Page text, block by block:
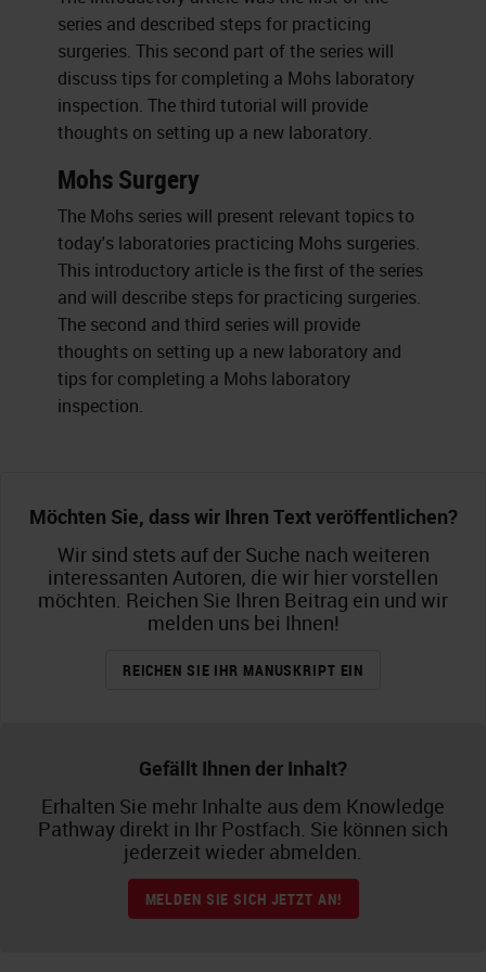
series and described steps for practicing
surgeries. This second part of the series will
discuss tips for completing a Mohs laboratory
inspection. The third tutorial will provide
thoughts on setting up a new laboratory.
Mohs Surgery
The Mohs series will present relevant topics to
today's laboratories practicing Mohs surgeries.
This introductory article is the first of the series
and will describe steps for practicing surgeries.
The second and third series will provide
thoughts on setting up a new laboratory and
tips for completing a Mohs laboratory
inspection.
Möchten Sie, dass wir Ihren Text veröffentlichen?
Wir sind stets auf der Suche nach weiteren
interessanten Autoren, die wir hier vorstellen
möchten. Reichen Sie Ihren Beitrag ein und wir
melden uns bei Ihnen!
REICHEN SIE IHR MANUSKRIPT EIN
Gefällt Ihnen der Inhalt?
Erhalten Sie mehr Inhalte aus dem Knowledge
Pathway direkt in Ihr Postfach. Sie können sich
jederzeit wieder abmelden.
MELDEN SIE SICH JETZT AN!